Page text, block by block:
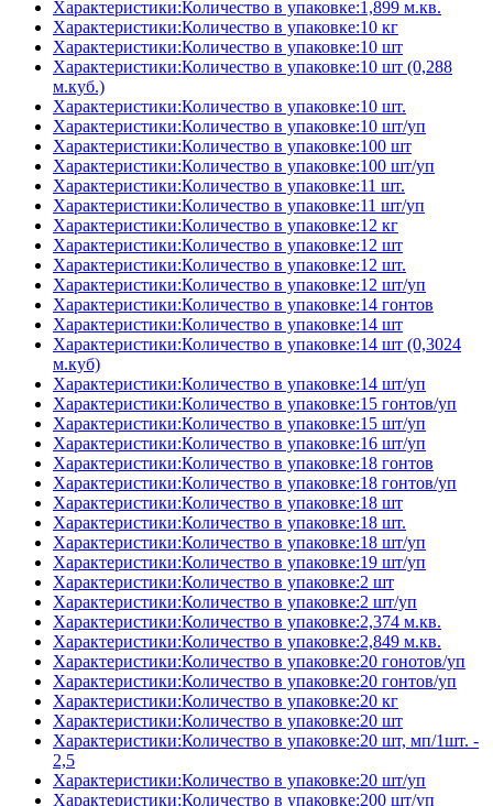
Характеристики:Количество в упаковке:1,899 м.кв.
Характеристики:Количество в упаковке:10 кг
Характеристики:Количество в упаковке:10 шт
Характеристики:Количество в упаковке:10 шт (0,288
м.куб.)
Характеристики:Количество в упаковке:10 шт.
Характеристики:Количество в упаковке:10 шт/уп
Характеристики:Количество в упаковке:100 шт
Характеристики:Количество в упаковке:100 шт/уп
Характеристики:Количество в упаковке:11 шт.
Характеристики:Количество в упаковке:11 шт/уп
Характеристики:Количество в упаковке:12 кг
Характеристики:Количество в упаковке:12 шт
Характеристики:Количество в упаковке:12 шт.
Характеристики:Количество в упаковке:12 шт/уп
Характеристики:Количество в упаковке:14 гонтов
Характеристики:Количество в упаковке:14 шт
Характеристики:Количество в упаковке:14 шт (0,3024
м.куб)
Характеристики:Количество в упаковке:14 шт/уп
Характеристики:Количество в упаковке:15 гонтов/уп
Характеристики:Количество в упаковке:15 шт/уп
Характеристики:Количество в упаковке:16 шт/уп
Характеристики:Количество в упаковке:18 гонтов
Характеристики:Количество в упаковке:18 гонтов/уп
Характеристики:Количество в упаковке:18 шт
Характеристики:Количество в упаковке:18 шт.
Характеристики:Количество в упаковке:18 шт/уп
Характеристики:Количество в упаковке:19 шт/уп
Характеристики:Количество в упаковке:2 шт
Характеристики:Количество в упаковке:2 шт/уп
Характеристики:Количество в упаковке:2,374 м.кв.
Характеристики:Количество в упаковке:2,849 м.кв.
Характеристики:Количество в упаковке:20 гонотов/уп
Характеристики:Количество в упаковке:20 гонтов/уп
Характеристики:Количество в упаковке:20 кг
Характеристики:Количество в упаковке:20 шт
Характеристики:Количество в упаковке:20 шт, мп/1шт. -
2,5
Характеристики:Количество в упаковке:20 шт/уп
Характеристики:Количество в упаковке:200 шт/уп